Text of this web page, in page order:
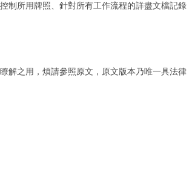
制所用牌照、針對所有工作流程的詳盡文檔記錄
解之用，煩請參照原文，原文版本乃唯一具法律